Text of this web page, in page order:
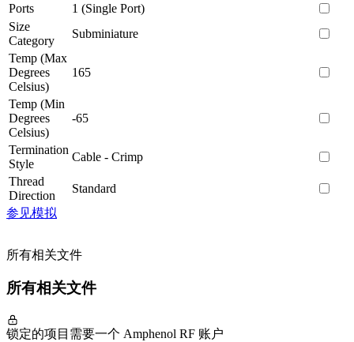
Ports
1 (Single Port)
Size
Category
Subminiature
Temp (Max
Degrees
Celsius)
165
Temp (Min
Degrees
Celsius)
-65
Termination
Style
Cable - Crimp
Thread
Direction
Standard
参见模拟
所有相关文件
所有相关文件
锁定的项目需要一个 Amphenol RF 账户